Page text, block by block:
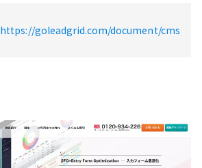
https://goleadgrid.com/document/cms